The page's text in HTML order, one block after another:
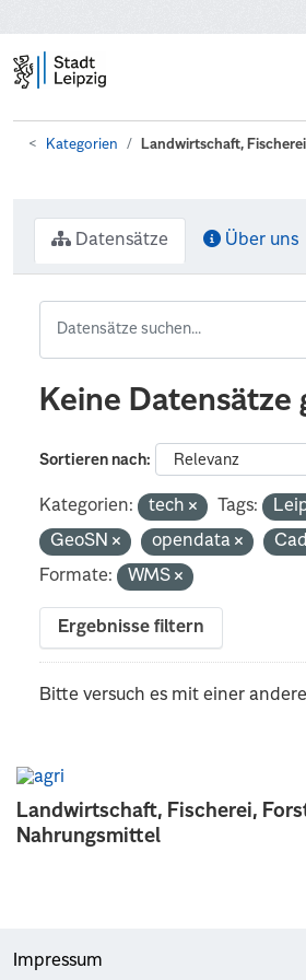
Kategorien Landwirtschaft,
Landwirtschaft, Fischerei,
Nahrungsmittel
Datensätze Über uns
Keine Datensätze
Sortieren nach
Kategorien: tech Tags:
GeoSN
opendata
Formate:
WMS
Ergebnisse filtern
Bitte versuch es mit einer
Impressum